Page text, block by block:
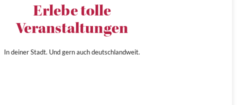
Erlebe tolle
Veranstaltungen
In deiner Stadt. Und gern auch deutschlandweit.